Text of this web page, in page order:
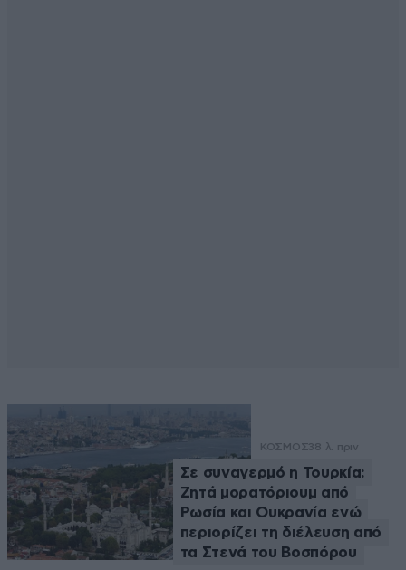
ΚΟΣΜΟΣ38 λ. πριν
Σε συναγερμό η Τουρκία:
Ζητά μορατόριουμ από
Ρωσία και Ουκρανία ενώ
περιορίζει τη διέλευση από
τα Στενά του Βοσπόρου